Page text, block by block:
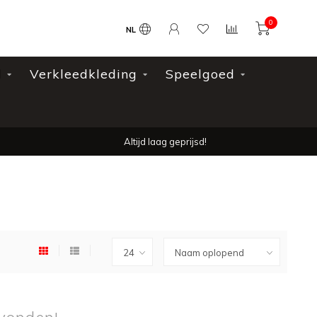
NL
0
Verkleedkleding Speelgoed
Altijd laag geprijsd!